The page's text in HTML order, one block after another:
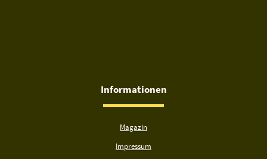
Informationen
Magazin
Impressum